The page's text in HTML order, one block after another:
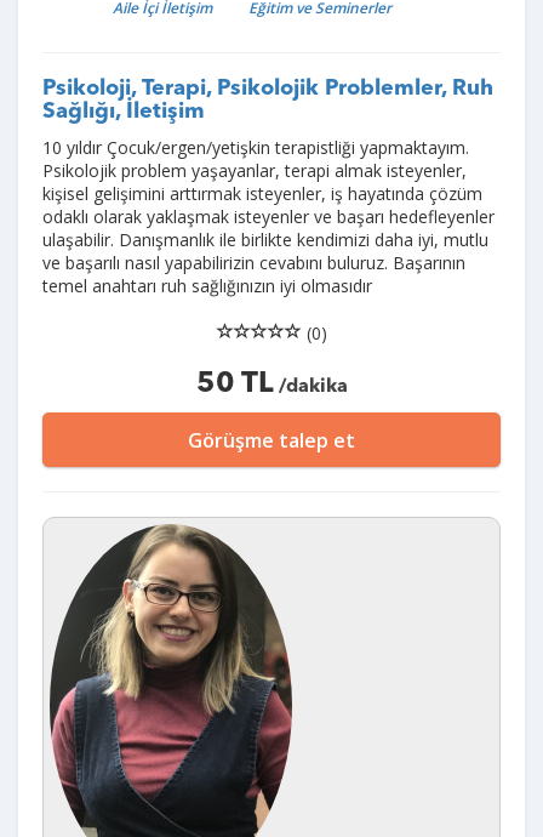
Aile İçi İletişim Eğitim ve Seminerler
Psikoloji, Terapi, Psikolojik Problemler, Ruh
Sağlığı, İletişim
10 yıldır Çocuk/ergen/yetişkin terapistliği yapmaktayım.
Psikolojik problem yaşayanlar, terapi almak isteyenler,
kişisel gelişimini arttırmak isteyenler, iş hayatında çözüm
odaklı olarak yaklaşmak isteyenler ve başarı hedefleyenler
ulaşabilir. Danışmanlık ile birlikte kendimizi daha iyi, mutlu
ve başarılı nasıl yapabilirizin cevabını buluruz. Başarının
temel anahtarı ruh sağlığınızın iyi olmasıdır
(0)
50 TL/dakika
Görüşme talep et